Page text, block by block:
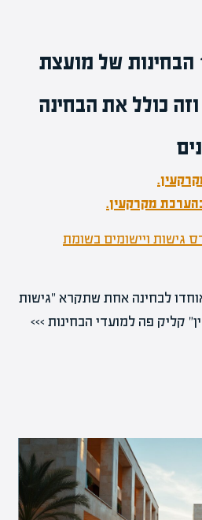
מלמדים את כל 13 הבחינות של מועצת
כולל את הבחינה
מקרקעין.
גישות ויישומים בשומת
הבחינות אוחדו לבחינה אחת שתקרא "גישות
קליק פה למועדי הבחינות >>>